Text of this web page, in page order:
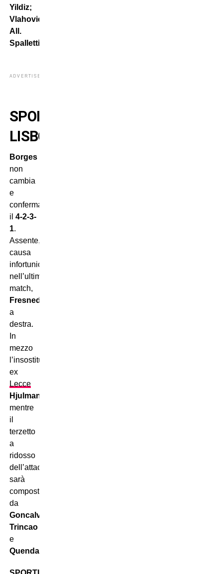
Yildiz;
Vlahovic.
All.
Spalletti
ADVERTISEMENT
SPORTING
LISBONA
Borges
non
cambia
e
conferma
il 4-2-3-
1.
Assente,
causa
infortunio
nell’ultimo
match,
Fresneda
a
destra.
In
mezzo
l’insostituibile
ex
Lecce
Hjulmand
mentre
il
terzetto
a
ridosso
dell’attaccante
sarà
composto
da
Goncalves
Trincao
e
Quenda.